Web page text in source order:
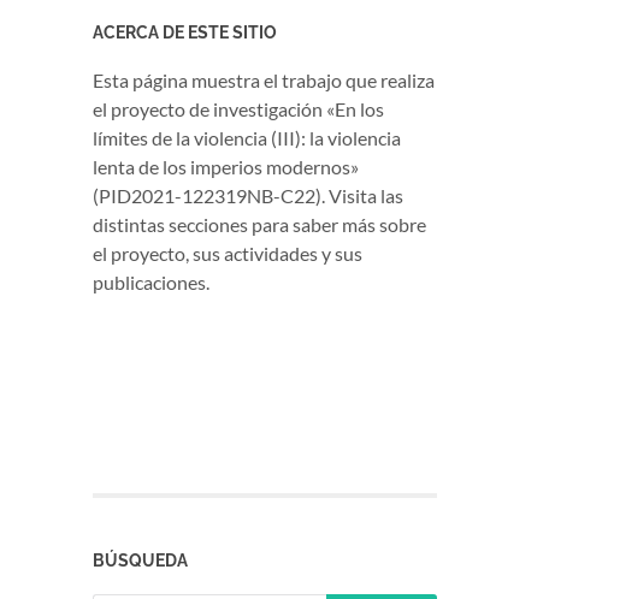
ACERCA DE ESTE SITIO
Esta página muestra el trabajo que realiza
el proyecto de investigación «En los
límites de la violencia (III): la violencia
lenta de los imperios modernos»
(PID2021-122319NB-C22). Visita las
distintas secciones para saber más sobre
el proyecto, sus actividades y sus
publicaciones.
BÚSQUEDA